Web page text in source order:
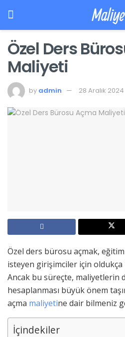
Özel Ders
Maliyeti
by admin 28 Aralık 2024
Özel ders bürosu açmak,
isteyen girişimciler için
Ancak bu süreçte, maliyetlerin
hesaplanması büyük önem
açma maliyetine dair bilmeniz
İçindekiler